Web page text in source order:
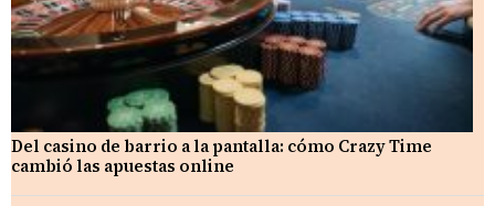
Del casino de barrio a la pantalla: cómo Crazy Time
cambió las apuestas online